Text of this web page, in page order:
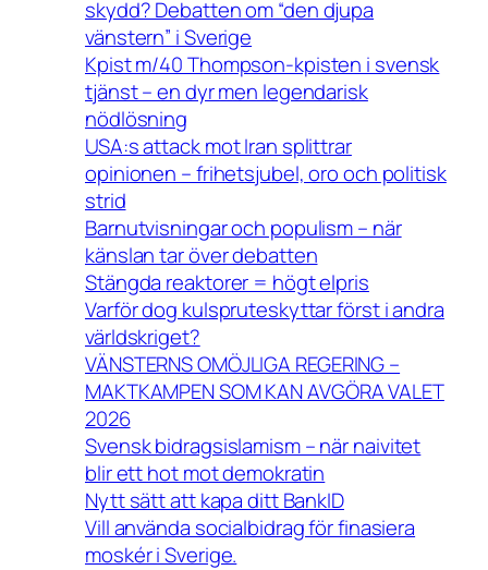
skydd? Debatten om “den djupa
vänstern” i Sverige
Kpist m/40 Thompson-kpisten i svensk
tjänst – en dyr men legendarisk
nödlösning
USA:s attack mot Iran splittrar
opinionen – frihetsjubel, oro och politisk
strid
Barnutvisningar och populism – när
känslan tar över debatten
Stängda reaktorer = högt elpris
Varför dog kulspruteskyttar först i andra
världskriget?
VÄNSTERNS OMÖJLIGA REGERING –
MAKTKAMPEN SOM KAN AVGÖRA VALET
2026
Svensk bidragsislamism – när naivitet
blir ett hot mot demokratin
Nytt sätt att kapa ditt BankID
Vill använda socialbidrag för finasiera
moskér i Sverige.